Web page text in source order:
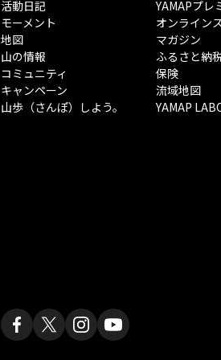
活動日記
モーメント
地図
山の情報
コミュニティ
キャンペーン
山歩（さんぽ）しよう。
YAMAPプレ
オンライン
マガジン
ふるさと納
保険
流域地図
YAMAP